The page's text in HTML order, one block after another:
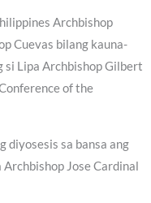
Archbishop
Cuevas bilang kauna-
si Lipa Archbishop Gilbert
of the
diyosesis sa bansa ang
Jose Cardinal